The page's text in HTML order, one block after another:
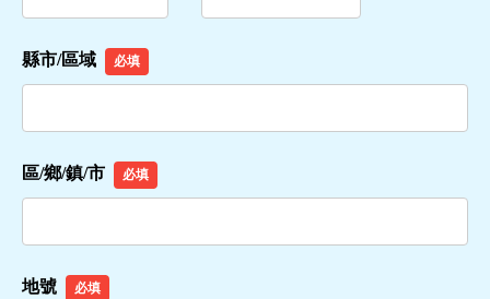
縣市/區域 必填
區/鄉/鎮/市 必填
地號 必填